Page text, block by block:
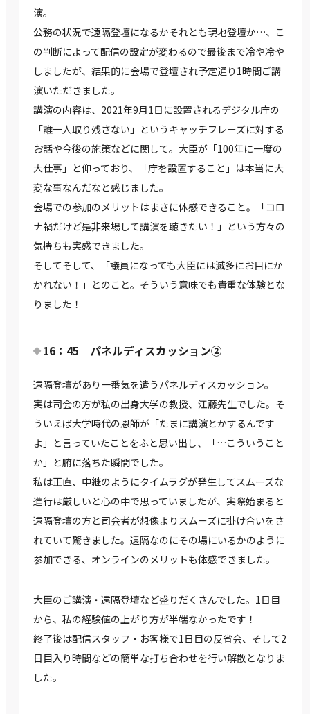
演。
公務の状況で遠隔登壇になるかそれとも現地登壇か…、こ
の判断によって配信の設定が変わるので最後まで冷や冷や
しましたが、結果的に会場で登壇され予定通り1時間ご講
演いただきました。
講演の内容は、2021年9月1日に設置されるデジタル庁の
「誰一人取り残さない」というキャッチフレーズに対する
お話や今後の施策などに関して。大臣が「100年に一度の
大仕事」と仰っており、「庁を設置すること」は本当に大
変な事なんだなと感じました。
会場での参加のメリットはまさに体感できること。「コロ
ナ禍だけど是非来場して講演を聴きたい！」という方々の
気持ちも実感できました。
そしてそして、「議員になっても大臣には滅多にお目にか
かれない！」とのこと。そういう意味でも貴重な体験とな
りました！
16：45 パネルディスカッション②
遠隔登壇があり一番気を遣うパネルディスカッション。
実は司会の方が私の出身大学の教授、江藤先生でした。そ
ういえば大学時代の恩師が「たまに講演とかするんです
よ」と言っていたことをふと思い出し、「…こういうこと
か」と腑に落ちた瞬間でした。
私は正直、中継のようにタイムラグが発生してスムーズな
進行は厳しいと心の中で思っていましたが、実際始まると
遠隔登壇の方と司会者が想像よりスムーズに掛け合いをさ
れていて驚きました。遠隔なのにその場にいるかのように
参加できる、オンラインのメリットも体感できました。
大臣のご講演・遠隔登壇など盛りだくさんでした。1日目
から、私の経験値の上がり方が半端なかったです！
終了後は配信スタッフ・お客様で1日目の反省会、そして2
日目入り時間などの簡単な打ち合わせを行い解散となりま
した。